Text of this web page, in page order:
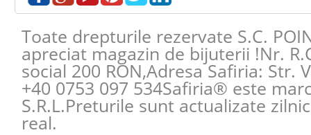
Toate drepturile rezervate S.C.
apreciat magazin de bijuterii !Nr.
social 200 RON,Adresa Safiria: Str.
+40 0753 097 534Safiria® este
S.R.L.Preturile sunt actualizate
real.